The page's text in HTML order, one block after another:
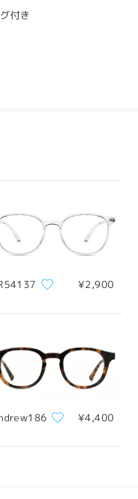
途性のデザイン
に気づいたので、一
した。これまでより
を読む
書く
る付き
¥2,900
¥4,400